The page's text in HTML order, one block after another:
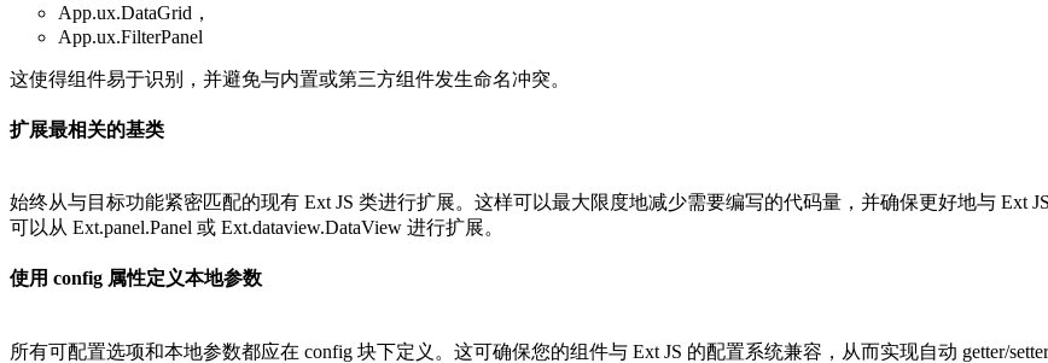
App.ux.DataGrid，
App.ux.FilterPanel
这使得组件易于识别，并避免与内置或第三方组件发生命名冲突。
扩展最相关的基类
始终从与目标功能紧密匹配的现有 Ext JS 类进行扩展。这样可以最大限度地减少需要编写的代码量，并确保更好地与 Ext
可以从 Ext.panel.Panel 或 Ext.dataview.DataView 进行扩展。
使用 config 属性定义本地参数
所有可配置选项和本地参数都应在 config 块下定义。这可确保您的组件与 Ext JS 的配置系统兼容，从而实现自动 getter/